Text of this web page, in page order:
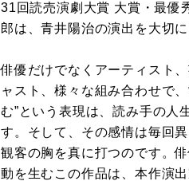
31回読売演劇大賞 大賞・最優
郎は、青井陽治の演出を大切
俳優だけでなくアーティスト
ャスト、様々な組み合わせで
む”という表現は、読み手の人
す。そして、その感情は毎回
観客の胸を真に打つのです。
動を生むこの作品は、本作演